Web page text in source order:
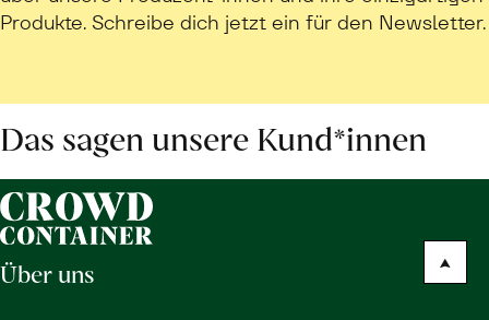
Produkte. Schreibe dich jetzt ein für den Newsletter.
Das sagen unsere Kund*innen
Über uns